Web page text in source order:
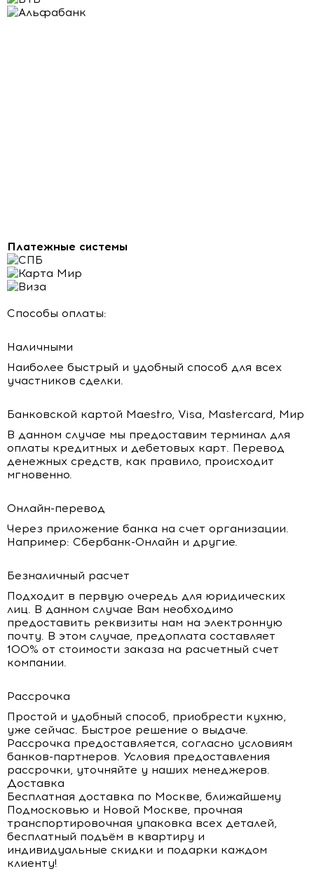
Платежные системы
Способы оплаты:
Наличными
Наиболее быстрый и удобный способ для всех
участников сделки.
Банковской картой Maestro, Visa, Mastercard, Мир
В данном случае мы предоставим терминал для
оплаты кредитных и дебетовых карт. Перевод
денежных средств, как правило, происходит
мгновенно.
Онлайн-перевод
Через приложение банка на счет организации.
Например: Сбербанк-Онлайн и другие.
Безналичный расчет
Подходит в первую очередь для юридических
лиц. В данном случае Вам необходимо
предоставить реквизиты нам на электронную
почту. В этом случае, предоплата составляет
100% от стоимости заказа на расчетный счет
компании.
Рассрочка
Простой и удобный способ, приобрести кухню,
уже сейчас. Быстрое решение о выдаче.
Рассрочка предоставляется, согласно условиям
банков-партнеров. Условия предоставления
рассрочки, уточняйте у наших менеджеров.
Доставка
Бесплатная доставка по Москве, ближайшему
Подмосковью и Новой Москве, прочная
транспортировочная упаковка всех деталей,
бесплатный подъём в квартиру и
индивидуальные скидки и подарки каждом
клиенту!